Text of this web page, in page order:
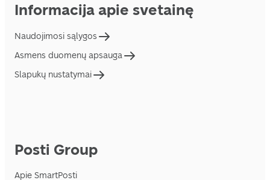
Informacija apie svetainę
Naudojimosi sąlygos
Asmens duomenų apsauga
Slapukų nustatymai
Posti Group
Apie SmartPosti